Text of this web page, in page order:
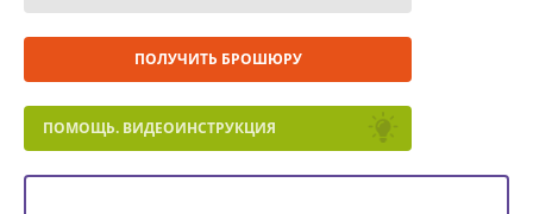
ПОЛУЧИТЬ БРОШЮРУ
ПОМОЩЬ. ВИДЕОИНСТРУКЦИЯ